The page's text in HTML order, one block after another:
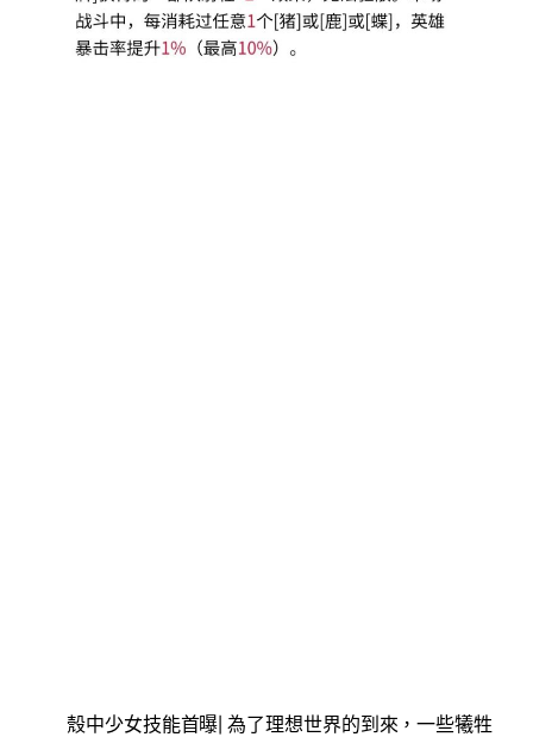
殼中少女技能首曝| 為了理想世界的到來，一些犧牲